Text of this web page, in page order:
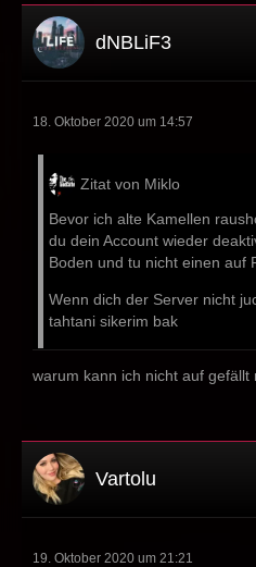
dNBLiF3
18. Oktober 2020 um 14:57
Zitat von Miklo
Bevor ich alte Kamellen
du dein Account wieder
Boden und tu nicht einen auf
Wenn dich der Server nicht
tahtani sikerim bak
warum kann ich nicht auf gefällt
Vartolu
19. Oktober 2020 um 21:21